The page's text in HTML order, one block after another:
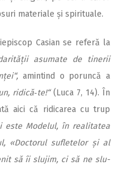
materiale și spirituale.
Casian se referă la
asumate de tinerii
amintind o poruncă a
ridică‑te!“(Luca 7, 14). În
aici că ridicarea cu trup
este Modelul, în realitatea
«Doctorul sufletelor și al
să îi slujim, ci să ne slu­